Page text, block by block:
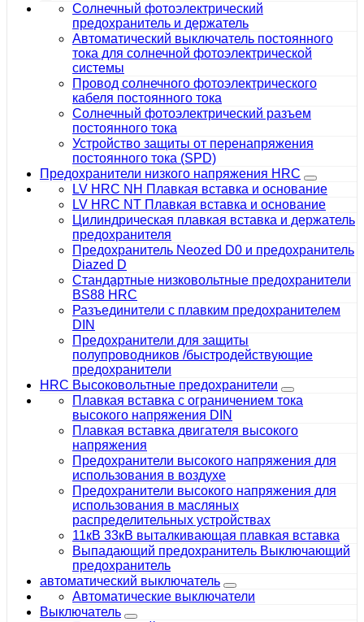
Солнечный фотоэлектрический
предохранитель и держатель
Автоматический выключатель постоянного
тока для солнечной фотоэлектрической
системы
Провод солнечного фотоэлектрического
кабеля постоянного тока
Солнечный фотоэлектрический разъем
постоянного тока
Устройство защиты от перенапряжения
постоянного тока (SPD)
Предохранители низкого напряжения HRC
LV HRC NH Плавкая вставка и основание
LV HRC NT Плавкая вставка и основание
Цилиндрическая плавкая вставка и держатель
предохранителя
Предохранитель Neozed D0 и предохранитель
Diazed D
Стандартные низковольтные предохранители
BS88 HRC
Разъединители с плавким предохранителем
DIN
Предохранители для защиты
полупроводников /быстродействующие
предохранители
HRC Высоковольтные предохранители
Плавкая вставка с ограничением тока
высокого напряжения DIN
Плавкая вставка двигателя высокого
напряжения
Предохранители высокого напряжения для
использования в воздухе
Предохранители высокого напряжения для
использования в масляных
распределительных устройствах
11кВ 33кВ выталкивающая плавкая вставка
Выпадающий предохранитель Выключающий
предохранитель
автоматический выключатель
Автоматические выключатели
Выключатель